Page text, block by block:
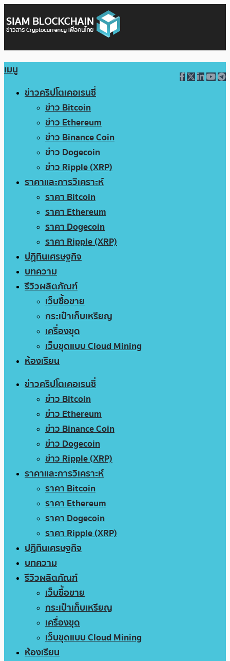
เมนู
ข่าวคริปโตเคอเรนซี่
ข่าว Bitcoin
ข่าว Ethereum
ข่าว Binance Coin
ข่าว Dogecoin
ข่าว Ripple (XRP)
ราคาและการวิเคราะห์
ราคา Bitcoin
ราคา Ethereum
ราคา Dogecoin
ราคา Ripple (XRP)
ปฏิทินเศรษฐกิจ
บทความ
รีวิวผลิตภัณฑ์
เว็บซื้อขาย
กระเป๋าเก็บเหรียญ
เครื่องขุด
เว็บขุดแบบ Cloud Mining
ห้องเรียน
ข่าวคริปโตเคอเรนซี่
ข่าว Bitcoin
ข่าว Ethereum
ข่าว Binance Coin
ข่าว Dogecoin
ข่าว Ripple (XRP)
ราคาและการวิเคราะห์
ราคา Bitcoin
ราคา Ethereum
ราคา Dogecoin
ราคา Ripple (XRP)
ปฏิทินเศรษฐกิจ
บทความ
รีวิวผลิตภัณฑ์
เว็บซื้อขาย
กระเป๋าเก็บเหรียญ
เครื่องขุด
เว็บขุดแบบ Cloud Mining
ห้องเรียน